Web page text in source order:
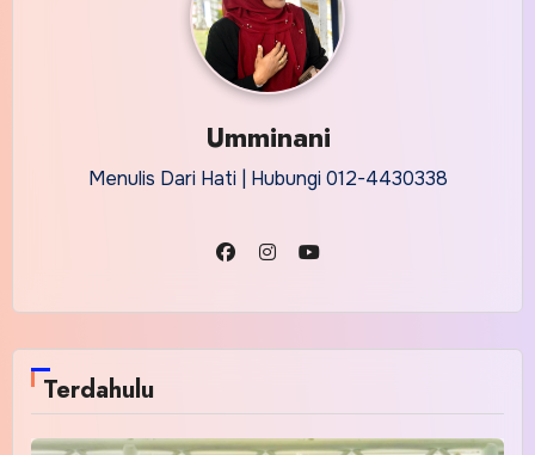
Umminani
Menulis Dari Hati | Hubungi 012-4430338
Terdahulu